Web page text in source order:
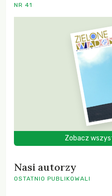
NR 41
Zobacz
Nasi autorzy
OSTATNIO PUBLIKOWALI